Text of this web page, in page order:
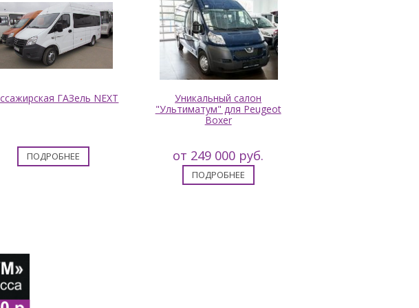
ГАЗель NEXT
ПОДРОБНЕЕ
Уникальный салон
"Ультиматум" для Peugeot
Boxer
от 249 000 руб.
ПОДРОБНЕЕ